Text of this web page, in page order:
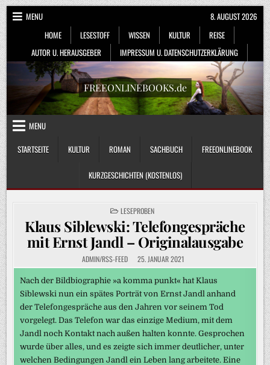
Skip
to
content
MENU
HOME
LESESTOFF WISSEN KULTUR
REISE
AUTOR U. HERAUSGEBER
IMPRESSUM U. DATENSCHUTZERKLÄRUNG
8. AUGUST 2026
FREEONLINEBOOKS.de
MENU
STARTSEITE
KULTUR ROMAN SACHBUCH FREEONLINEBOOK
KURZGESCHICHTEN (KOSTENLOS)
POSTED
IN
LESEPROBEN
Klaus Siblewski: Telefongespräche
mit Ernst Jandl – Originalausgabe
ADMIN/RSS-FEED 25. JANUAR 2021
Nach der Bildbiographie »a komma punkt« hat Klaus
Siblewski nun ein spätes Porträt von Ernst Jandl anhand
der Telefongespräche aus den Jahren vor seinem Tod
vorgelegt. Das Telefon war das einzige Medium, mit dem
Jandl noch Kontakt nach außen halten konnte. Gesprochen
wurde über alles, und es zeigte sich immer deutlicher, unter
welchen Bedingungen Jandl ein Leben lang arbeitete. Eine